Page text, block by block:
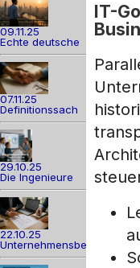
09.11.25
Echte deutsche
07.11.25
Definitionssach
29.10.25
Die Ingenieure
22.10.25
Unternehmensber
IT-